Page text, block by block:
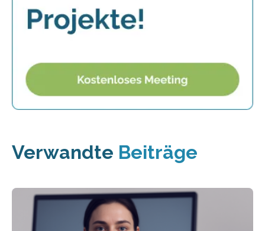
Verwandte Beiträge